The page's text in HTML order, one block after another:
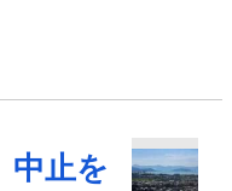
中止を